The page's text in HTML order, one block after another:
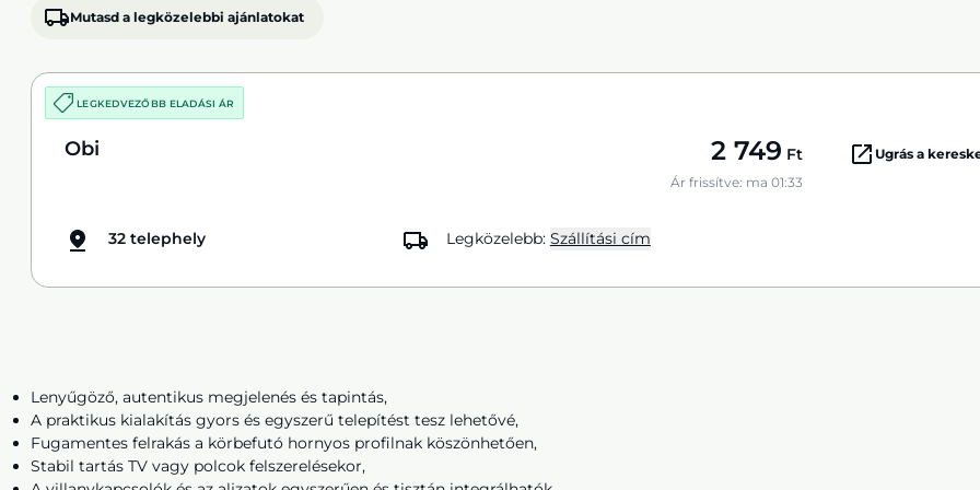
Mutasd a legközelebbi ajánlatokat
LEGKEDVEZŐBB ELADÁSI ÁR
Obi 2 749 Ft
Ár frissítve: ma 01:33
Ugrás a
32 telephely Legközelebb: Szállítási cím
Lenyűgöző, autentikus megjelenés és tapintás,
A praktikus kialakítás gyors és egyszerű telepítést tesz lehetővé,
Fugamentes felrakás a körbefutó hornyos profilnak köszönhetően,
Stabil tartás TV vagy polcok felszerelésekor,